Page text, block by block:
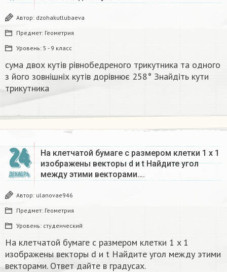
Автор: dzohakutlubaeva
Предмет: Геометрия
Уровень: 5 - 9 класс
сума двох кутів рівнобедреного трикутника та одного
з його зовнішніх кутів дорівнює 258° Знайдіть кути
трикутника​
24
ДЕКАБРЬ
На клетчатой бумаге с размером клетки 1 x 1
изображены векторы d и t Найдите угол
между этими векторами….
Автор: ulanovae946
Предмет: Геометрия
Уровень: студенческий
На клетчатой бумаге с размером клетки 1 x 1
изображены векторы d и t Найдите угол между этими
векторами. Ответ дайте в градусах.